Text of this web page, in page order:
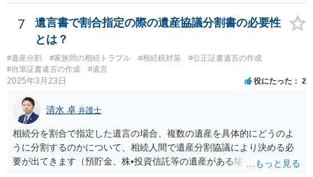
っていない部分については請求すればいいと思います。 なお、家賃に
ついては、お父様自身が遺産分割手続をしなかったのですから、あき
らめるしかないと思います。
7
遺言書で割合指定の際の遺産協議分割書の必要性
とは？
#遺産分割 #家族間の相続トラブル #相続税対策
#公正証書遺言の作成
#自筆証書遺言の作成
#遺言
2025年3月23日 役にたった 2
清水 卓 弁護士
相続分を割合で指定した遺言の場合、複数の遺産を具体的にどうのよ
うに分割するのかについて、相続人間で遺産分割協議により決める必
要が出てきます（預貯金、株•投資信託等の遺産がある場合に、どの遺